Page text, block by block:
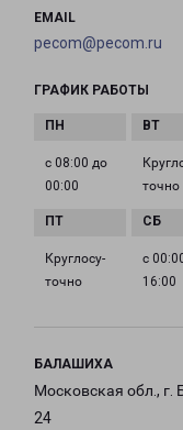
EMAIL
pecom@pecom.ru
ГРАФИК РАБОТЫ
с 08:00 до
00:00
точно
Круглосу­
точно
с
16:00
БАЛАШИХА
Московская обл., г.
24